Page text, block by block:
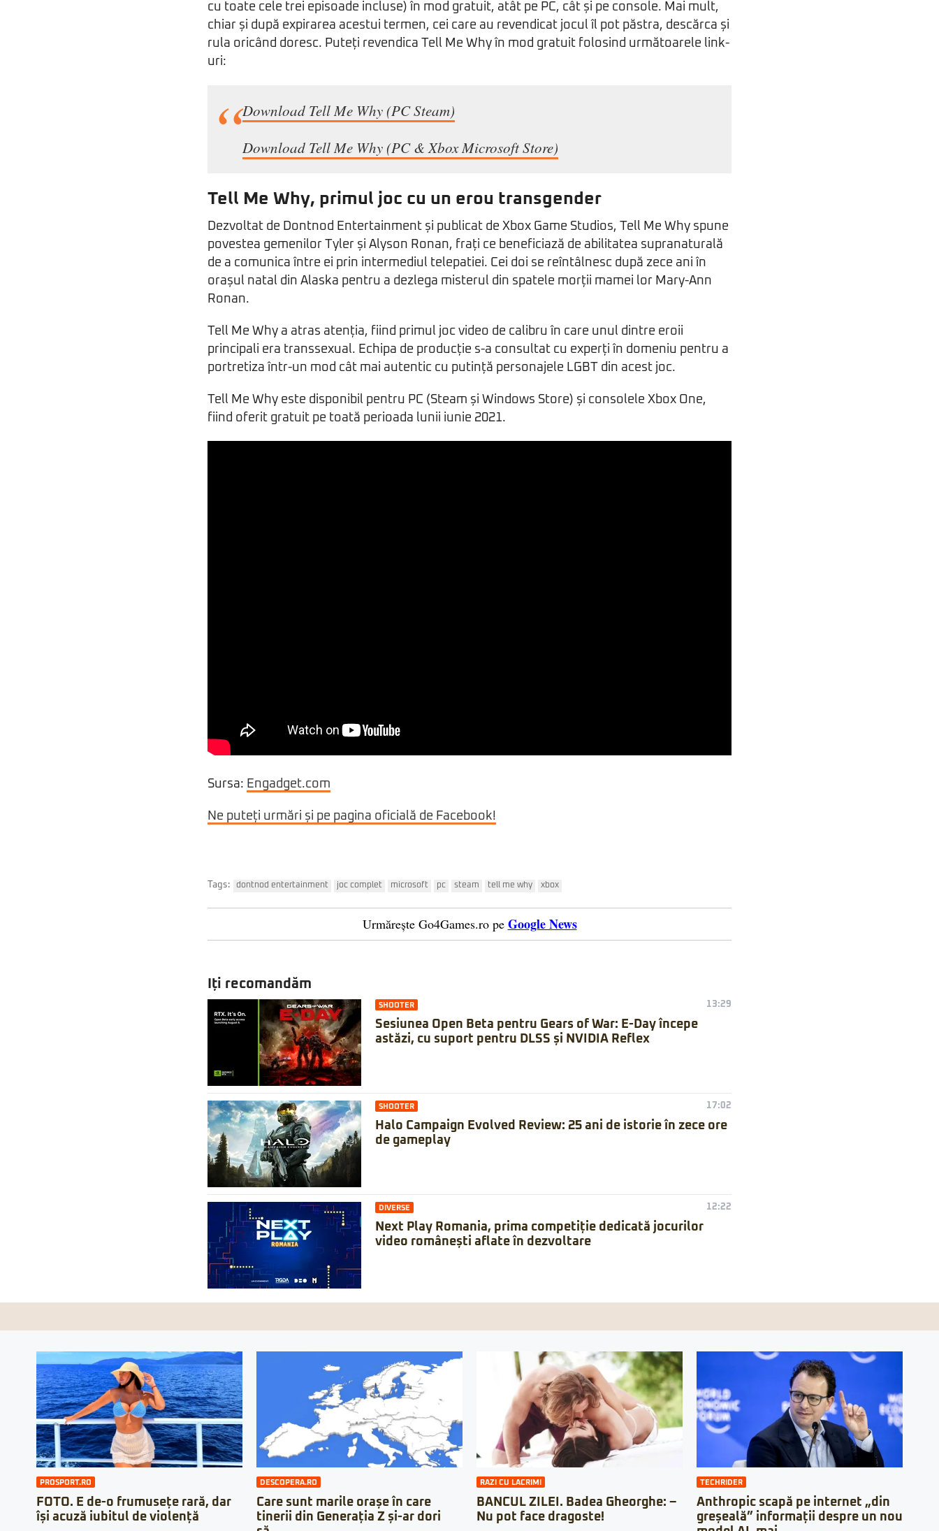
cu toate cele trei episoade incluse) în mod gratuit, atât pe PC, cât și pe console. Mai mult,
chiar și după expirarea acestui termen, cei care au revendicat jocul îl pot păstra, descărca și
rula oricând doresc. Puteți revendica Tell Me Why în mod gratuit folosind următoarele link-
uri:
Download Tell Me Why (PC Steam)
Download Tell Me Why (PC & Xbox Microsoft Store)
Tell Me Why, primul joc cu un erou transgender
Dezvoltat de Dontnod Entertainment și publicat de Xbox Game Studios, Tell Me Why spune
povestea gemenilor Tyler și Alyson Ronan, frați ce beneficiază de abilitatea supranaturală
de a comunica între ei prin intermediul telepatiei. Cei doi se reîntâlnesc după zece ani în
orașul natal din Alaska pentru a dezlega misterul din spatele morții mamei lor Mary-Ann
Ronan.
Tell Me Why a atras atenția, fiind primul joc video de calibru în care unul dintre eroii
principali era transsexual. Echipa de producție s-a consultat cu experți în domeniu pentru a
portretiza într-un mod cât mai autentic cu putință personajele LGBT din acest joc.
Tell Me Why este disponibil pentru PC (Steam și Windows Store) și consolele Xbox One,
fiind oferit gratuit pe toată perioada lunii iunie 2021.
Sursa: Engadget.com
Ne puteți urmări și pe pagina oficială de Facebook!
Tags: dontnod entertainment joc complet microsoft pc steam tell me why xbox
Urmărește Go4Games.ro pe Google News
Iți recomandăm
SHOOTER 13:29
Sesiunea Open Beta pentru Gears of War: E-Day începe
astăzi, cu suport pentru DLSS și NVIDIA Reflex
SHOOTER 17:02
Halo Campaign Evolved Review: 25 ani de istorie în zece ore
de gameplay
DIVERSE 12:22
Next Play Romania, prima competiție dedicată jocurilor
video românești aflate în dezvoltare
PROSPORT.RO
FOTO. E de-o frumusețe rară, dar
își acuză iubitul de violență
DESCOPERA.RO
Care sunt marile orașe în care
tinerii din Generația Z și-ar dori
RAZI CU LACRIMI
BANCUL ZILEI. Badea Gheorghe: –
Nu pot face dragoste!
TECHRIDER
Anthropic scapă pe internet „din
greșeală” informații despre un nou